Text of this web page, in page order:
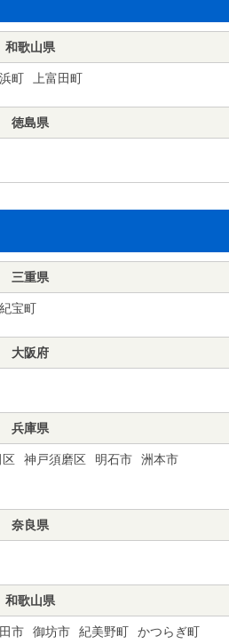
和歌山県
町 上富田町
徳島県
三重県
紀宝町
大阪府
兵庫県
区 神戸須磨区 明石市
洲本市
奈良県
和歌山県
市 御坊市 紀美野町
かつらぎ町